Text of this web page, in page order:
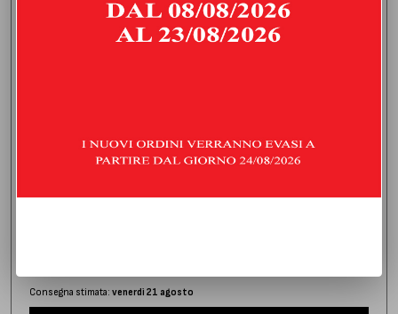
DOWNPIPE SENZA CATALIZZATORE
Consegna stimata: venerdì 21 agosto